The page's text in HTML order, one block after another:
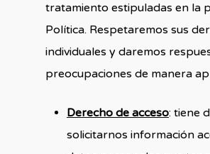
tratamiento estipuladas en la
Política. Respetaremos sus
individuales y daremos
preocupaciones de manera
Derecho de acceso: tiene
solicitarnos información